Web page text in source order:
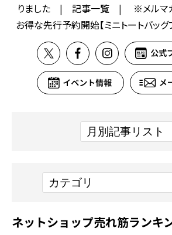
りました| 記事一覧|
※メルマ
お得な先行予約開始【ミニトートバッグ
ネットショップ売れ筋ランキ